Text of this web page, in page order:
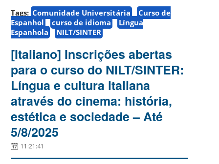
Tags: Comunidade Universitária
Curso de
Espanhol
curso de idioma
Língua
Espanhola
NILT/SINTER
[Italiano] Inscrições abertas
para o curso do NILT/SINTER:
Língua e cultura italiana
através do cinema: história,
estética e sociedade – Até
5/8/2025
11:21:41